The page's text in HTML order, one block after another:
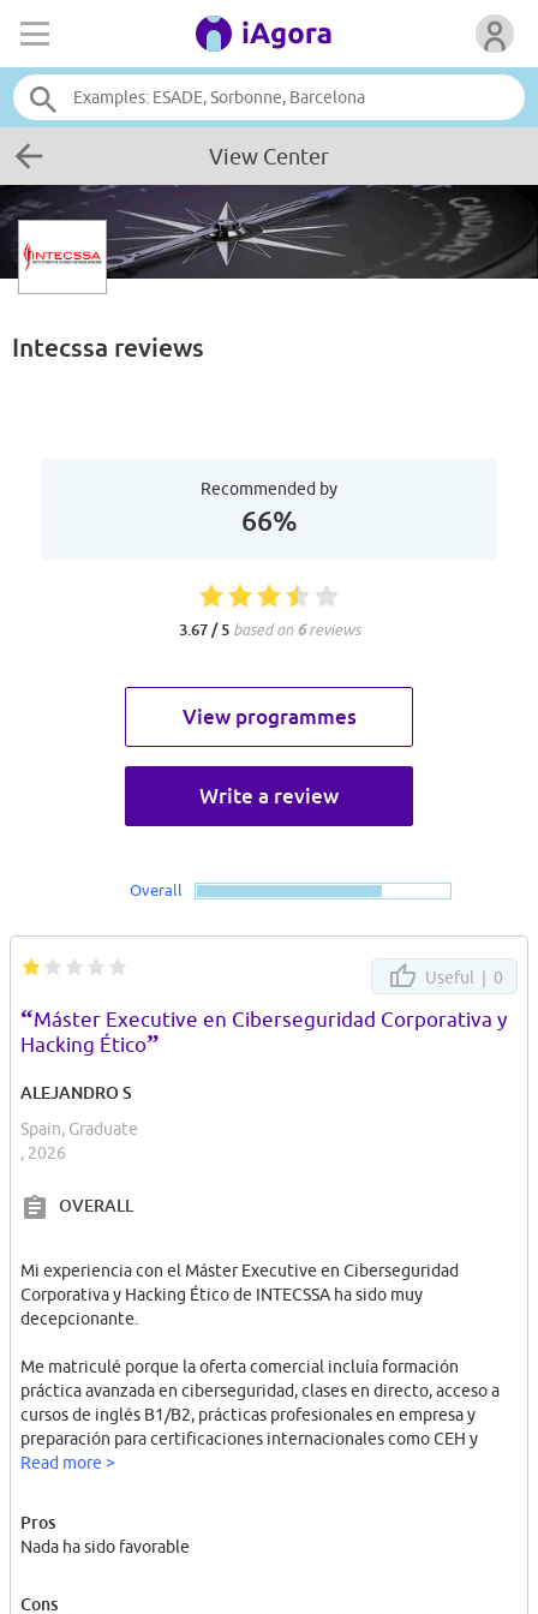
View Center
Intecssa reviews
Recommended by
66%
3.67 / 5 based on 6reviews
View programmes
Write a review
Overall
Useful | 0
“Máster Executive en Ciberseguridad Corporativa y
Hacking Ético”
ALEJANDRO S
Spain, Graduate
, 2026
OVERALL
Mi experiencia con el Máster Executive en Ciberseguridad
Corporativa y Hacking Ético de INTECSSA ha sido muy
decepcionante.
Me matriculé porque la oferta comercial incluía formación
práctica avanzada en ciberseguridad, clases en directo, acceso a
cursos de inglés B1/B2, prácticas profesionales en empresa y
preparación para certificaciones internacionales como CEH y
CompTIA Security+, indicando incluso que la tasa de examen
La realidad fue muy distinta. Aunque hubo algunas clases en
directo, fueron escasas, mal planificadas y centradas
sistemas en VirtualBox o configuración de redes sencillas con
Read more >
Pros
Nada ha sido favorable
Cons